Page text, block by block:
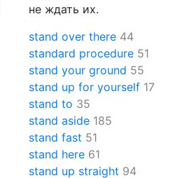
не ждать их.
stand over there 44
standard procedure 51
stand your ground 55
stand up for yourself 17
stand to 35
stand aside 185
stand fast 51
stand here 61
stand up straight 94